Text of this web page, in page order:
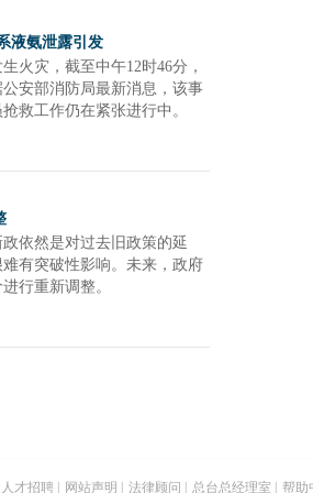
液氨泄露引发
火灾，截至中午12时46分，
安部消防局最新消息，该事
救工作仍在紧张进行中。
依然是对过去旧政策的延
有突破性影响。未来，政府
行重新调整。
人才招聘 网站声明 法律顾问 总台总经理室 帮助